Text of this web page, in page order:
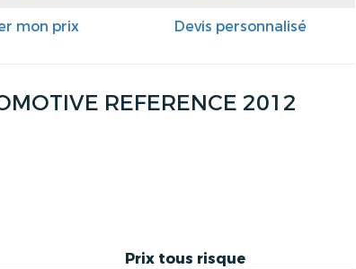
mon prix Devis personnalisé
REFERENCE 2012
Prix tous risque